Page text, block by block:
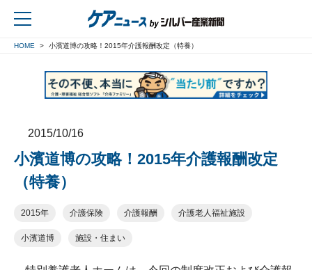
HOME 小濱道博の攻略！2015年介護報酬改定（特養）
2015/10/16
小濱道博の攻略！2015年介護報酬改定
（特養）
2015年 介護保険 介護報酬 介護老人福祉施設
小濱道博 施設・住まい